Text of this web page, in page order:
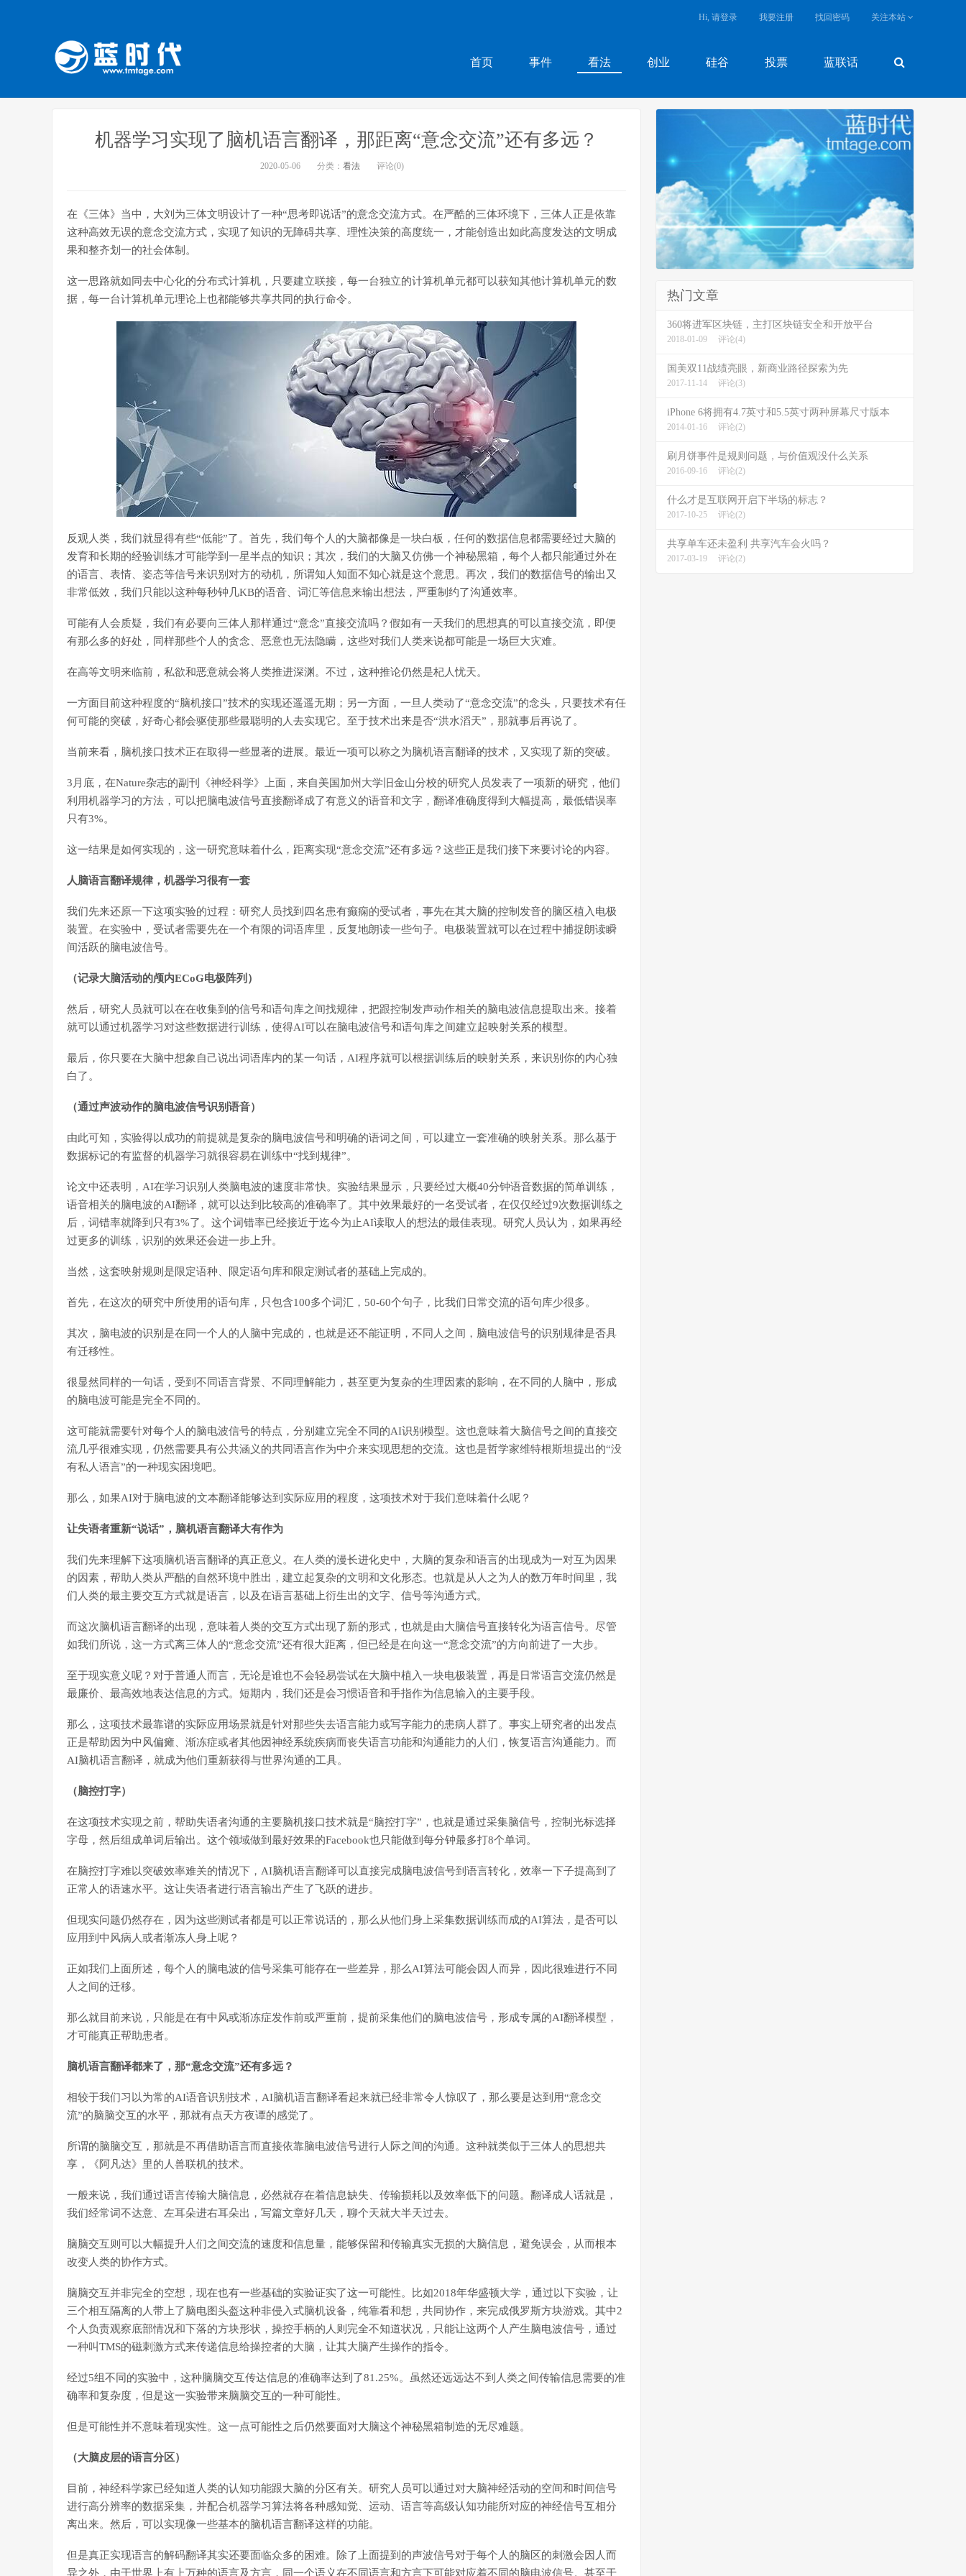
首页 事件 看法 创业 硅谷 投票 蓝联话
Hi, 请登录 我要注册 找回密码 关注本站
机器学习实现了脑机语言翻译，那距离“意念交流”还有多远？
2020-05-06 分类： 看法 评论(0)
在《三体》当中，大刘为三体文明设计了一种“思考即说话”的意念交流方式。在严酷的三体环境下，三体人正是依靠
这种高效无误的意念交流方式，实现了知识的无障碍共享、理性决策的高度统一，才能创造出如此高度发达的文明成
果和整齐划一的社会体制。
这一思路就如同去中心化的分布式计算机，只要建立联接，每一台独立的计算机单元都可以获知其他计算机单元的数
据，每一台计算机单元理论上也都能够共享共同的执行命令。
反观人类，我们就显得有些“低能”了。首先，我们每个人的大脑都像是一块白板，任何的数据信息都需要经过大脑的
发育和长期的经验训练才可能学到一星半点的知识；其次，我们的大脑又仿佛一个神秘黑箱，每个人都只能通过外在
的语言、表情、姿态等信号来识别对方的动机，所谓知人知面不知心就是这个意思。再次，我们的数据信号的输出又
非常低效，我们只能以这种每秒钟几KB的语音、词汇等信息来输出想法，严重制约了沟通效率。
可能有人会质疑，我们有必要向三体人那样通过“意念”直接交流吗？假如有一天我们的思想真的可以直接交流，即便
有那么多的好处，同样那些个人的贪念、恶意也无法隐瞒，这些对我们人类来说都可能是一场巨大灾难。
在高等文明来临前，私欲和恶意就会将人类推进深渊。不过，这种推论仍然是杞人忧天。
一方面目前这种程度的“脑机接口”技术的实现还遥遥无期；另一方面，一旦人类动了“意念交流”的念头，只要技术有任
何可能的突破，好奇心都会驱使那些最聪明的人去实现它。至于技术出来是否“洪水滔天”，那就事后再说了。
当前来看，脑机接口技术正在取得一些显著的进展。最近一项可以称之为脑机语言翻译的技术，又实现了新的突破。
3月底，在Nature杂志的副刊《神经科学》上面，来自美国加州大学旧金山分校的研究人员发表了一项新的研究，他们
利用机器学习的方法，可以把脑电波信号直接翻译成了有意义的语音和文字，翻译准确度得到大幅提高，最低错误率
只有3%。
这一结果是如何实现的，这一研究意味着什么，距离实现“意念交流”还有多远？这些正是我们接下来要讨论的内容。
人脑语言翻译规律，机器学习很有一套
我们先来还原一下这项实验的过程：研究人员找到四名患有癫痫的受试者，事先在其大脑的控制发音的脑区植入电极
装置。在实验中，受试者需要先在一个有限的词语库里，反复地朗读一些句子。电极装置就可以在过程中捕捉朗读瞬
间活跃的脑电波信号。
（记录大脑活动的颅内ECoG电极阵列）
然后，研究人员就可以在在收集到的信号和语句库之间找规律，把跟控制发声动作相关的脑电波信息提取出来。接着
就可以通过机器学习对这些数据进行训练，使得AI可以在脑电波信号和语句库之间建立起映射关系的模型。
最后，你只要在大脑中想象自己说出词语库内的某一句话，AI程序就可以根据训练后的映射关系，来识别你的内心独
白了。
（通过声波动作的脑电波信号识别语音）
由此可知，实验得以成功的前提就是复杂的脑电波信号和明确的语词之间，可以建立一套准确的映射关系。那么基于
数据标记的有监督的机器学习就很容易在训练中“找到规律”。
论文中还表明，AI在学习识别人类脑电波的速度非常快。实验结果显示，只要经过大概40分钟语音数据的简单训练，
语音相关的脑电波的AI翻译，就可以达到比较高的准确率了。其中效果最好的一名受试者，在仅仅经过9次数据训练之
后，词错率就降到只有3%了。这个词错率已经接近于迄今为止AI读取人的想法的最佳表现。研究人员认为，如果再经
过更多的训练，识别的效果还会进一步上升。
当然，这套映射规则是限定语种、限定语句库和限定测试者的基础上完成的。
首先，在这次的研究中所使用的语句库，只包含100多个词汇，50-60个句子，比我们日常交流的语句库少很多。
其次，脑电波的识别是在同一个人的人脑中完成的，也就是还不能证明，不同人之间，脑电波信号的识别规律是否具
有迁移性。
很显然同样的一句话，受到不同语言背景、不同理解能力，甚至更为复杂的生理因素的影响，在不同的人脑中，形成
的脑电波可能是完全不同的。
这可能就需要针对每个人的脑电波信号的特点，分别建立完全不同的AI识别模型。这也意味着大脑信号之间的直接交
流几乎很难实现，仍然需要具有公共涵义的共同语言作为中介来实现思想的交流。这也是哲学家维特根斯坦提出的“没
有私人语言”的一种现实困境吧。
那么，如果AI对于脑电波的文本翻译能够达到实际应用的程度，这项技术对于我们意味着什么呢？
让失语者重新“说话”，脑机语言翻译大有作为
我们先来理解下这项脑机语言翻译的真正意义。在人类的漫长进化史中，大脑的复杂和语言的出现成为一对互为因果
的因素，帮助人类从严酷的自然环境中胜出，建立起复杂的文明和文化形态。也就是从人之为人的数万年时间里，我
们人类的最主要交互方式就是语言，以及在语言基础上衍生出的文字、信号等沟通方式。
而这次脑机语言翻译的出现，意味着人类的交互方式出现了新的形式，也就是由大脑信号直接转化为语言信号。尽管
如我们所说，这一方式离三体人的“意念交流”还有很大距离，但已经是在向这一“意念交流”的方向前进了一大步。
至于现实意义呢？对于普通人而言，无论是谁也不会轻易尝试在大脑中植入一块电极装置，再是日常语言交流仍然是
最廉价、最高效地表达信息的方式。短期内，我们还是会习惯语音和手指作为信息输入的主要手段。
那么，这项技术最靠谱的实际应用场景就是针对那些失去语言能力或写字能力的患病人群了。事实上研究者的出发点
正是帮助因为中风偏瘫、渐冻症或者其他因神经系统疾病而丧失语言功能和沟通能力的人们，恢复语言沟通能力。而
AI脑机语言翻译，就成为他们重新获得与世界沟通的工具。
（脑控打字）
在这项技术实现之前，帮助失语者沟通的主要脑机接口技术就是“脑控打字”，也就是通过采集脑信号，控制光标选择
字母，然后组成单词后输出。这个领域做到最好效果的Facebook也只能做到每分钟最多打8个单词。
在脑控打字难以突破效率难关的情况下，AI脑机语言翻译可以直接完成脑电波信号到语言转化，效率一下子提高到了
正常人的语速水平。这让失语者进行语言输出产生了飞跃的进步。
但现实问题仍然存在，因为这些测试者都是可以正常说话的，那么从他们身上采集数据训练而成的AI算法，是否可以
应用到中风病人或者渐冻人身上呢？
正如我们上面所述，每个人的脑电波的信号采集可能存在一些差异，那么AI算法可能会因人而异，因此很难进行不同
人之间的迁移。
那么就目前来说，只能是在有中风或渐冻症发作前或严重前，提前采集他们的脑电波信号，形成专属的AI翻译模型，
才可能真正帮助患者。
脑机语言翻译都来了，那“意念交流”还有多远？
相较于我们习以为常的AI语音识别技术，AI脑机语言翻译看起来就已经非常令人惊叹了，那么要是达到用“意念交
流”的脑脑交互的水平，那就有点天方夜谭的感觉了。
所谓的脑脑交互，那就是不再借助语言而直接依靠脑电波信号进行人际之间的沟通。这种就类似于三体人的思想共
享，《阿凡达》里的人兽联机的技术。
一般来说，我们通过语言传输大脑信息，必然就存在着信息缺失、传输损耗以及效率低下的问题。翻译成人话就是，
我们经常词不达意、左耳朵进右耳朵出，写篇文章好几天，聊个天就大半天过去。
脑脑交互则可以大幅提升人们之间交流的速度和信息量，能够保留和传输真实无损的大脑信息，避免误会，从而根本
改变人类的协作方式。
脑脑交互并非完全的空想，现在也有一些基础的实验证实了这一可能性。比如2018年华盛顿大学，通过以下实验，让
三个相互隔离的人带上了脑电图头盔这种非侵入式脑机设备，纯靠看和想，共同协作，来完成俄罗斯方块游戏。其中2
个人负责观察底部情况和下落的方块形状，操控手柄的人则完全不知道状况，只能让这两个人产生脑电波信号，通过
一种叫TMS的磁刺激方式来传递信息给操控者的大脑，让其大脑产生操作的指令。
经过5组不同的实验中，这种脑脑交互传达信息的准确率达到了81.25%。虽然还远远达不到人类之间传输信息需要的准
确率和复杂度，但是这一实验带来脑脑交互的一种可能性。
但是可能性并不意味着现实性。这一点可能性之后仍然要面对大脑这个神秘黑箱制造的无尽难题。
（大脑皮层的语言分区）
目前，神经科学家已经知道人类的认知功能跟大脑的分区有关。研究人员可以通过对大脑神经活动的空间和时间信号
进行高分辨率的数据采集，并配合机器学习算法将各种感知觉、运动、语言等高级认知功能所对应的神经信号互相分
离出来。然后，可以实现像一些基本的脑机语言翻译这样的功能。
但是真正实现语言的解码翻译其实还要面临众多的困难。除了上面提到的声波信号对于每个人的脑区的刺激会因人而
异之外，由于世界上有上万种的语言及方言，同一个语义在不同语言和方言下可能对应着不同的脑电波信号。甚至于
热门文章
360将进军区块链，主打区块链安全和开放平台
2018-01-09 评论(4)
国美双11战绩亮眼，新商业路径探索为先
2017-11-14 评论(3)
iPhone 6将拥有4.7英寸和5.5英寸两种屏幕尺寸版本
2014-01-16 评论(2)
刷月饼事件是规则问题，与价值观没什么关系
2016-09-16 评论(2)
什么才是互联网开启下半场的标志？
2017-10-25 评论(2)
共享单车还未盈利 共享汽车会火吗？
2017-03-19 评论(2)